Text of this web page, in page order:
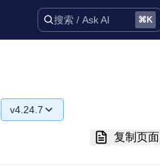
搜索 / Ask AI ⌘ K
v4.24.7
复制页面